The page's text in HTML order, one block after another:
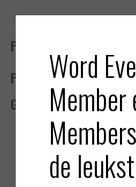
Productomschrijving
Product informatie
Gerelateerde
Word
Member
de